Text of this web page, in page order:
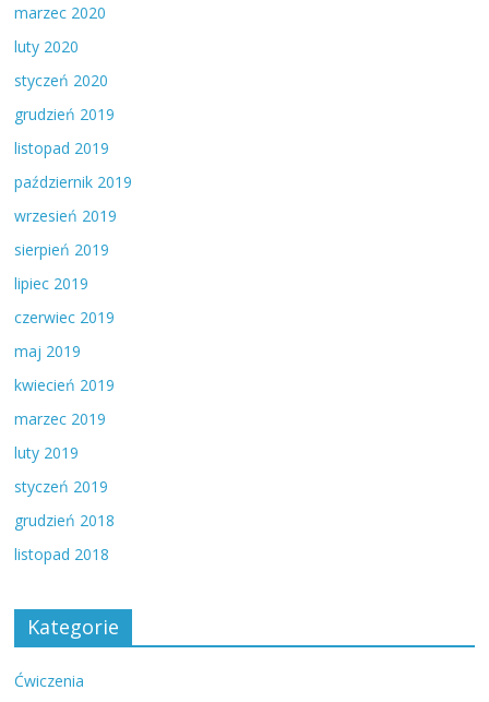
marzec 2020
luty 2020
styczeń 2020
grudzień 2019
listopad 2019
październik 2019
wrzesień 2019
sierpień 2019
lipiec 2019
czerwiec 2019
maj 2019
kwiecień 2019
marzec 2019
luty 2019
styczeń 2019
grudzień 2018
listopad 2018
Kategorie
Ćwiczenia